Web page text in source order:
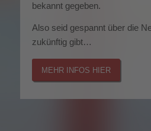
bekannt gegeben.
Also seid gespannt über die
zukünftig gibt…
MEHR INFOS HIER